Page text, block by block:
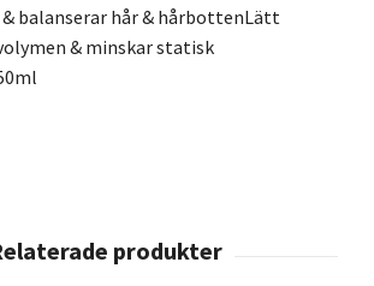
balanserar hår & hårbottenLätt
& minskar statisk